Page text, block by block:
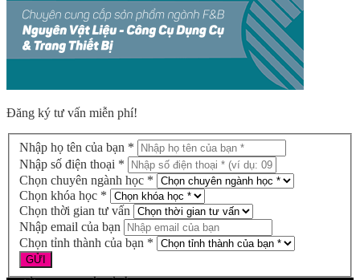
Đăng ký tư vấn miễn phí!
Nhập họ tên của bạn *
Nhập số điện thoại *
Chọn chuyên ngành học *
Chọn khóa học *
Chọn thời gian tư vấn
Nhập email của bạn
Chọn tỉnh thành của bạn *